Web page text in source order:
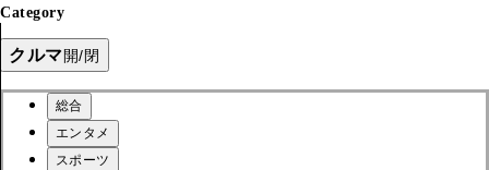
Category
クルマ開/閉
総合
エンタメ
スポーツ